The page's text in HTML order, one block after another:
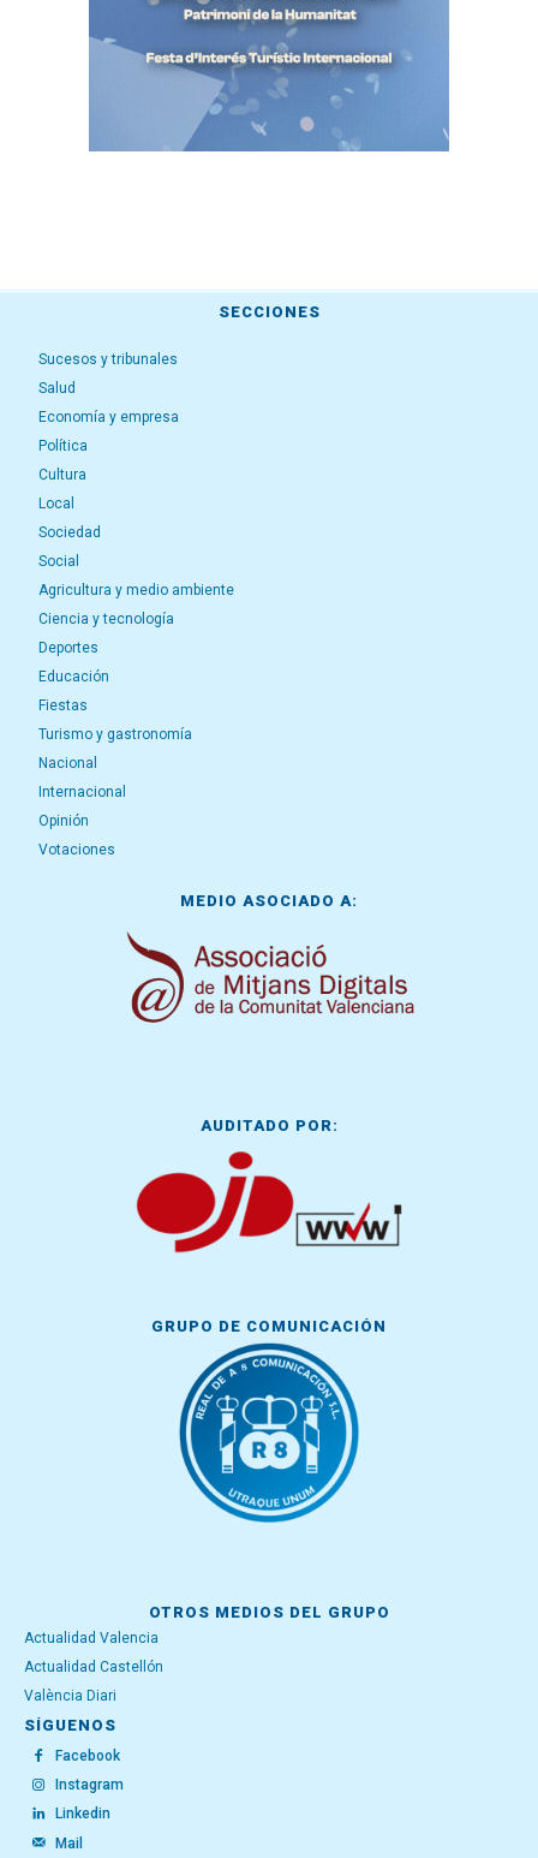
SECCIONES
Sucesos y tribunales
Salud
Economía y empresa
Política
Cultura
Local
Sociedad
Social
Agricultura y medio ambiente
Ciencia y tecnología
Deportes
Educación
Fiestas
Turismo y gastronomía
Nacional
Internacional
Opinión
Votaciones
MEDIO ASOCIADO A:
AUDITADO POR:
GRUPO DE COMUNICACIÓN
OTROS MEDIOS DEL GRUPO
Actualidad Valencia
Actualidad Castellón
València Diari
SÍGUENOS
Facebook
Instagram
Linkedin
Mail